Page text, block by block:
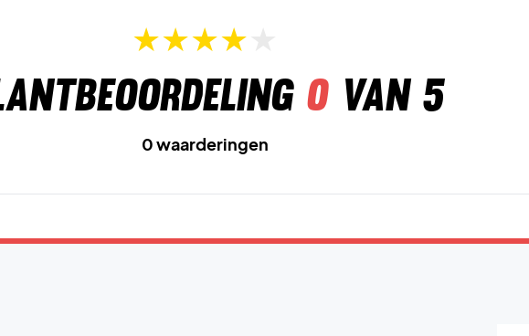
0van 5
0 waarderingen